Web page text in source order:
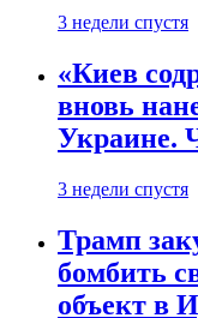
3 недели спустя
«Киев
вновь
Украине.
3 недели спустя
Трамп
бомбить
объект в